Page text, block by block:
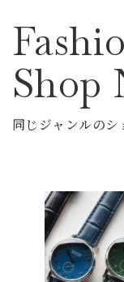
Shop
同じジャンルの